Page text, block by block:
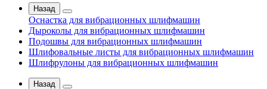
Назад
Оснастка для вибрационных шлифмашин
Дыроколы для вибрационных шлифмашин
Подошвы для вибрационных шлифмашин
Шлифовальные листы для вибрационных шлифмашин
Шлифрулоны для вибрационных шлифмашин
Назад